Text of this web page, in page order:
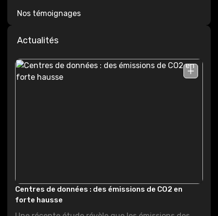
Nos témoignages
Actualités
Centres de données : des émissions de CO2 en
forte hausse